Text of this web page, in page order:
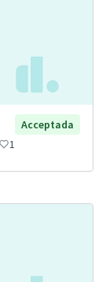
Acceptada
1